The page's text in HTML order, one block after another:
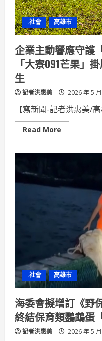
家
庭
師
生
校
友
協
力
清
整
重
生
活
希
.社會 高雄市
企業主動響應守護
「大寮091芒果」
生
記者洪惠美 2026 年 5
【寫新聞-記者洪惠美/
Read More
more
響
應
「特
首
例
「大
寮
091
芒
果」
掛
牌
見
證
綠
建
.社會 高雄市
海委會擬增訂《野
終結保育類鸚鵡蛋
記者洪惠美 2026 年 5